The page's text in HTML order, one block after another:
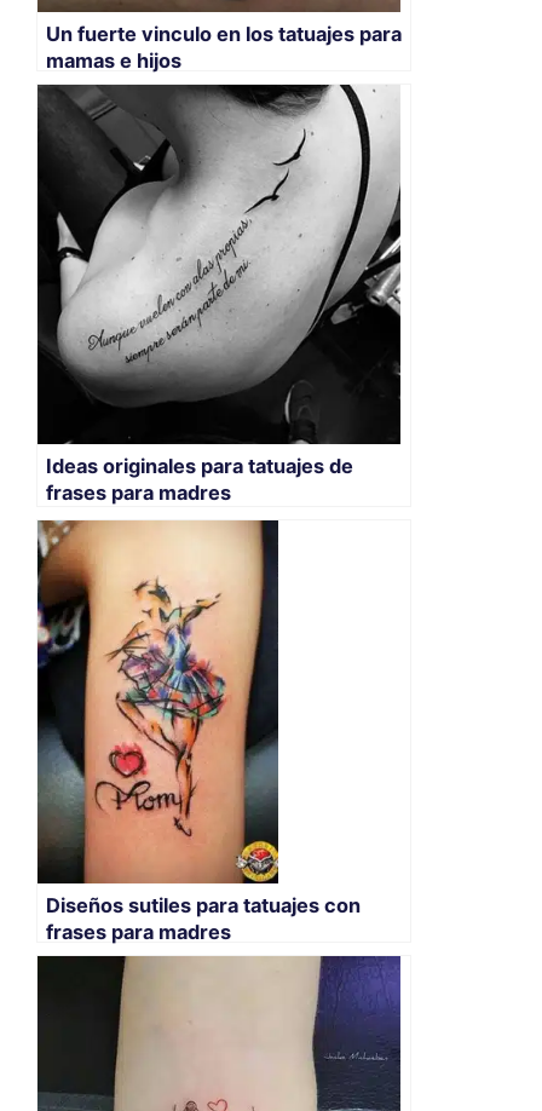
Un fuerte vinculo en los tatuajes para
mamas e hijos
Ideas originales para tatuajes de
frases para madres
Diseños sutiles para tatuajes con
frases para madres